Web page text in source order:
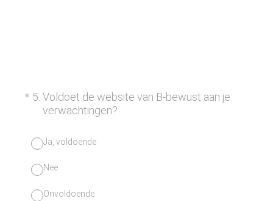
* 5 Voldoet de website van B-bewust aan je
verwachtingen?
(Vereist.)
Ja, voldoende
Nee
Onvoldoende